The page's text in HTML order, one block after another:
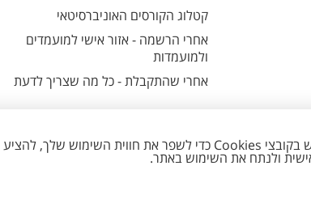
קטלוג הקורסים האוניברסיטאי
אחרי הרשמה - אזור אישי למועמדים
ולמועמדות
אחרי שהתקבלת - כל מה שצריך לדעת